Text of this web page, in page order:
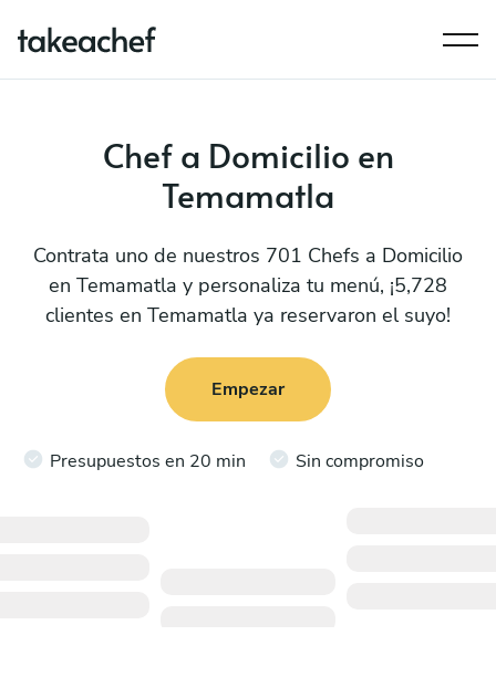
Chef a Domicilio en
Temamatla
Contrata uno de nuestros 701 Chefs a Domicilio
en Temamatla y personaliza tu menú, ¡5,728
clientes en Temamatla ya reservaron el suyo!
Empezar
Presupuestos en 20 min Sin compromiso